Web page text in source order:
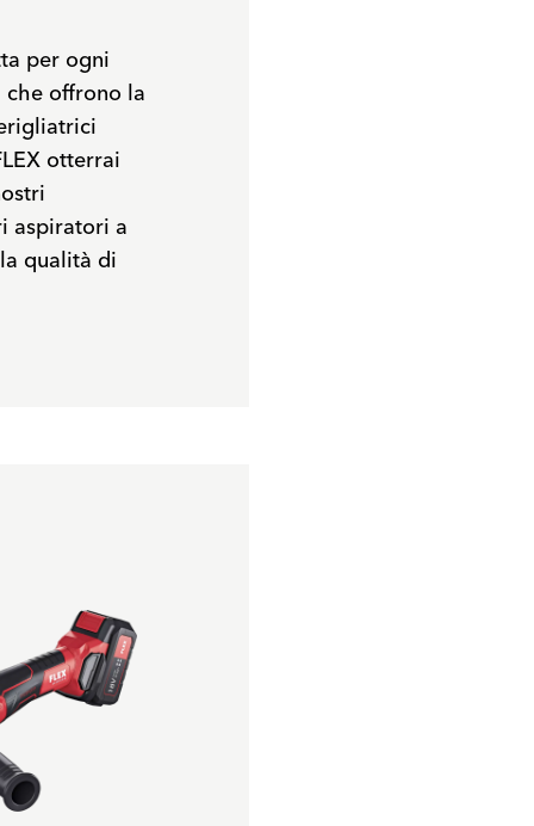
per ogni
offrono la
otterrai
aspiratori a
qualità di